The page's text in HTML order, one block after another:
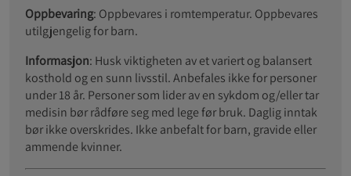
Oppbevaring: Oppbevares i romtemperatur. Oppbevares
utilgjengelig for barn.
Informasjon: Husk viktigheten av et variert og balansert
kosthold og en sunn livsstil. Anbefales ikke for personer
under 18 år. Personer som lider av en sykdom og/eller tar
medisin bør rådføre seg med lege før bruk. Daglig inntak
bør ikke overskrides. Ikke anbefalt for barn, gravide eller
ammende kvinner.